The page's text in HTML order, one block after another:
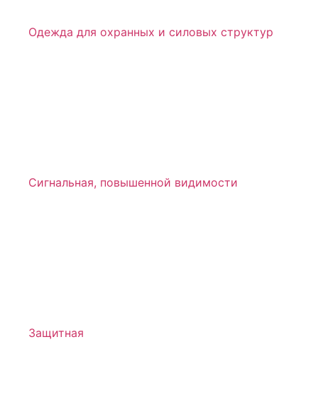
Одежда для охранных и силовых структур
Сигнальная, повышенной видимости
Защитная